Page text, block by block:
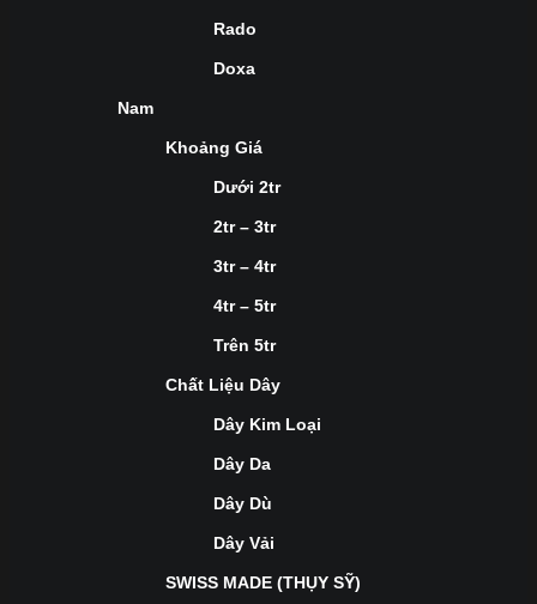
Rado
Doxa
Nam
Khoảng Giá
Dưới 2tr
2tr – 3tr
3tr – 4tr
4tr – 5tr
Trên 5tr
Chất Liệu Dây
Dây Kim Loại
Dây Da
Dây Dù
Dây Vải
SWISS MADE (THỤY SỸ)